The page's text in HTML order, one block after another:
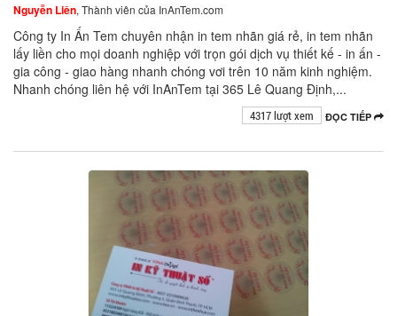
Nguyễn Liên, Thành viên của InAnTem.com
Công ty In Ấn Tem chuyên nhận in tem nhãn giá rẻ, in tem nhãn
lấy liền cho mọi doanh nghiệp với trọn gói dịch vụ thiết kế - in ấn -
gia công - giao hàng nhanh chóng vơi trên 10 năm kinh nghiệm.
Nhanh chóng liên hệ với InAnTem tại 365 Lê Quang Định,...
ĐỌC TIẾP
4317 lượt xem